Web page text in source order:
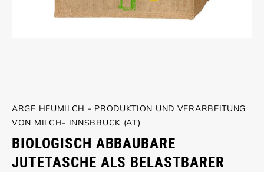
ARGE HEUMILCH - PRODUKTION UND VERARBEITUNG
VON MILCH- INNSBRUCK (AT)
BIOLOGISCH ABBAUBARE
JUTETASCHE ALS BELASTBARER